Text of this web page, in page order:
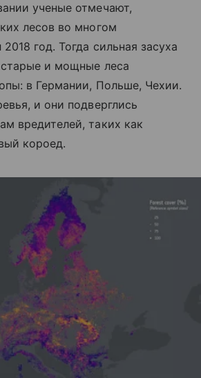
ученые отмечают,
лесов во многом
год. Тогда сильная засуха
и мощные леса
в Германии, Польше, Чехии.
и они подверглись
вредителей, таких как
короед.